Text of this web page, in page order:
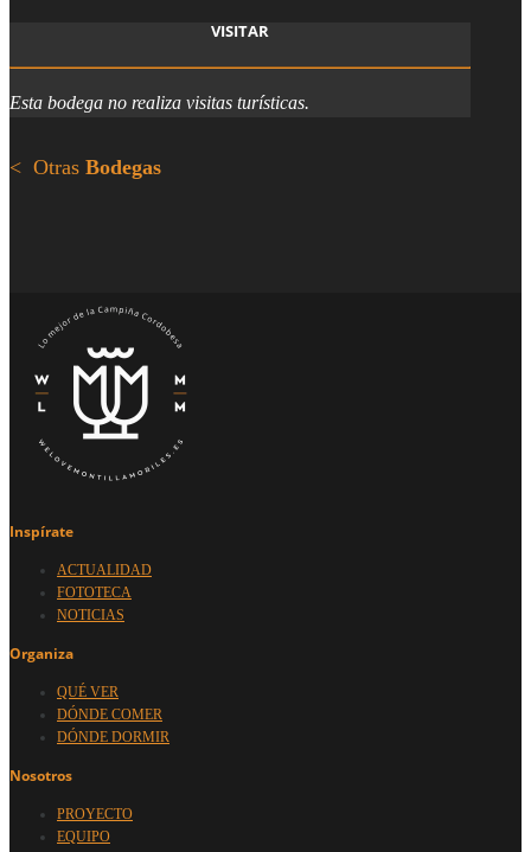
VISITAR
Esta bodega no realiza visitas turísticas.
< Otras Bodegas
Inspírate
ACTUALIDAD
FOTOTECA
NOTICIAS
Organiza
QUÉ VER
DÓNDE COMER
DÓNDE DORMIR
Nosotros
PROYECTO
EQUIPO